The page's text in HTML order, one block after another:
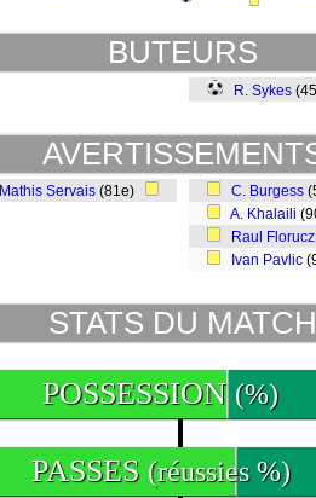
BUTEURS
R. Sykes
Mathis Servais (81e) C. Burgess
A. Khalaili
Raul Florucz
Ivan Pavlic
STATS DU MATCH
POSSESSION (%)
PASSES (réussies %)